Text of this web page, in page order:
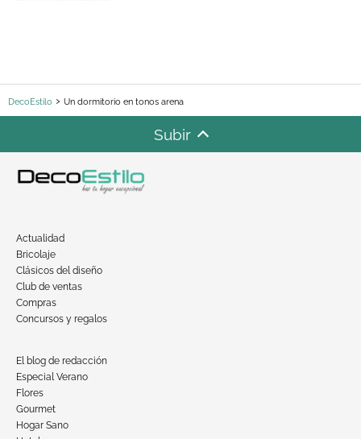
DecoEstilo Un dormitorio en tonos arena
Subir
Actualidad
Bricolaje
Clásicos del diseño
Club de ventas
Compras
Concursos y regalos
El blog de redacción
Especial Verano
Flores
Gourmet
Hogar Sano